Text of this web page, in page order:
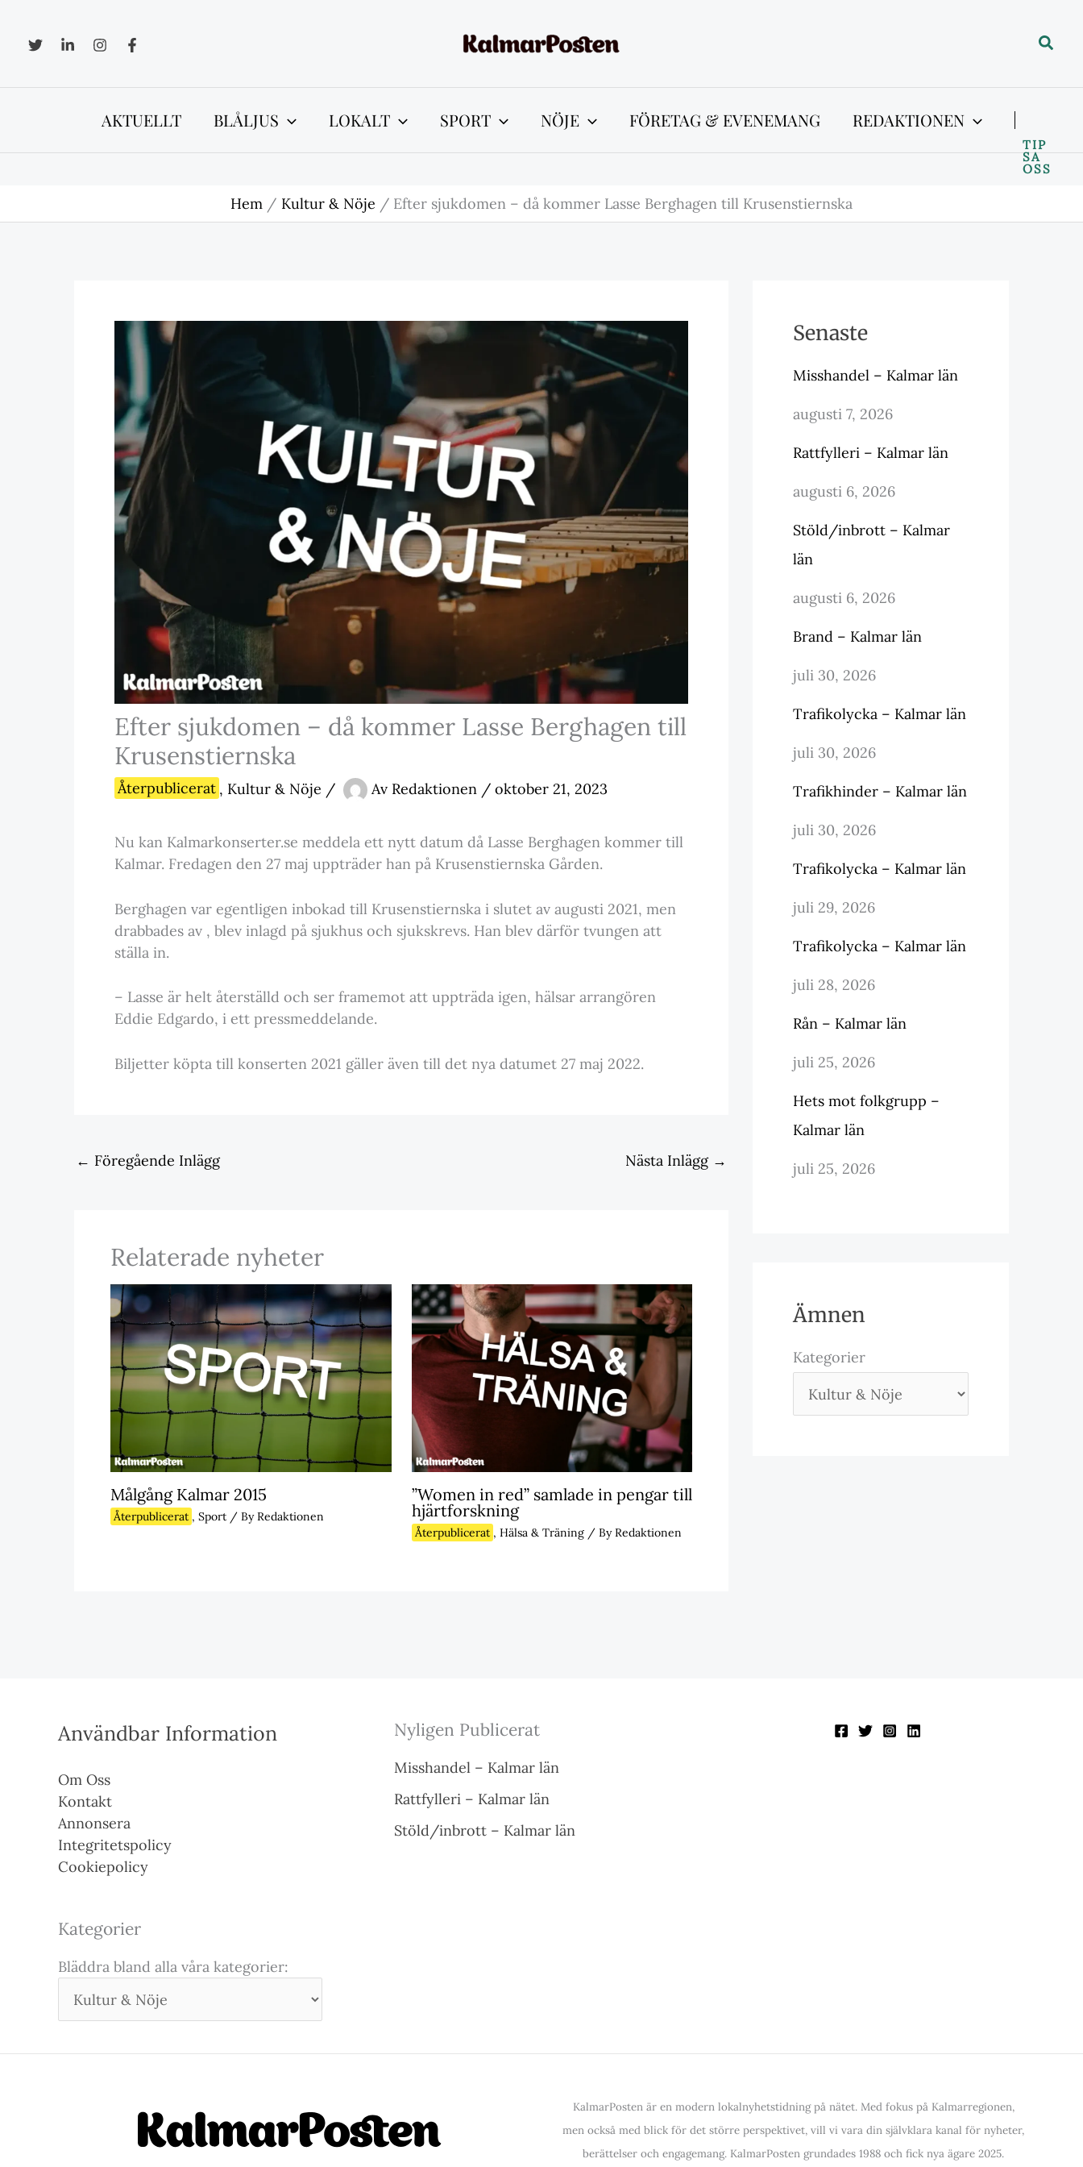
innehåll
Sök
AKTUELLT BLÅLJUS LOKALT SPORT NÖJE FÖRETAG & EVENEMANG REDAKTIONEN
TIP
SA
OSS
Hem Kultur & Nöje Efter sjukdomen – då kommer Lasse Berghagen till Krusenstiernska
Efter sjukdomen – då kommer Lasse Berghagen till
Krusenstiernska
Återpublicerat , Kultur & Nöje / Av Redaktionen / oktober 21, 2023
Nu kan Kalmarkonserter.se meddela ett nytt datum då Lasse Berghagen kommer till
Kalmar. Fredagen den 27 maj uppträder han på Krusenstiernska Gården.
Berghagen var egentligen inbokad till Krusenstiernska i slutet av augusti 2021, men
drabbades av , blev inlagd på sjukhus och sjukskrevs. Han blev därför tvungen att
ställa in.
– Lasse är helt återställd och ser framemot att uppträda igen, hälsar arrangören
Eddie Edgardo, i ett pressmeddelande.
Biljetter köpta till konserten 2021 gäller även till det nya datumet 27 maj 2022.
← Föregående Inlägg Nästa Inlägg →
Relaterade nyheter
Målgång Kalmar 2015
Återpublicerat , Sport / ByRedaktionen
”Women in red” samlade in pengar till
hjärtforskning
Återpublicerat , Hälsa & Träning/ ByRedaktionen
Senaste
Misshandel – Kalmar län
augusti 7, 2026
Rattfylleri – Kalmar län
augusti 6, 2026
Stöld/inbrott – Kalmar
län
augusti 6, 2026
Brand – Kalmar län
juli 30, 2026
Trafikolycka – Kalmar län
juli 30, 2026
Trafikhinder – Kalmar län
juli 30, 2026
Trafikolycka – Kalmar län
juli 29, 2026
Trafikolycka – Kalmar län
juli 28, 2026
Rån – Kalmar län
juli 25, 2026
Hets mot folkgrupp –
Kalmar län
juli 25, 2026
Ämnen
Kategorier
Användbar Information
Om Oss
Kontakt
Annonsera
Integritetspolicy
Cookiepolicy
Kategorier
Bläddra bland alla våra kategorier:
Nyligen Publicerat
Misshandel – Kalmar län
Rattfylleri – Kalmar län
Stöld/inbrott – Kalmar län
KalmarPosten är en modern lokalnyhetstidning på nätet. Med fokus på Kalmarregionen,
men också med blick för det större perspektivet, vill vi vara din självklara kanal för nyheter,
berättelser och engagemang. KalmarPosten grundades 1988 och fick nya ägare 2025.